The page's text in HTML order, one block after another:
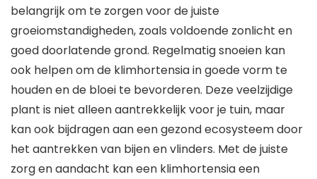
belangrijk om te zorgen voor de juiste
groeiomstandigheden, zoals voldoende zonlicht en
goed doorlatende grond. Regelmatig snoeien kan
ook helpen om de klimhortensia in goede vorm te
houden en de bloei te bevorderen. Deze veelzijdige
plant is niet alleen aantrekkelijk voor je tuin, maar
kan ook bijdragen aan een gezond ecosysteem door
het aantrekken van bijen en vlinders. Met de juiste
zorg en aandacht kan een klimhortensia een